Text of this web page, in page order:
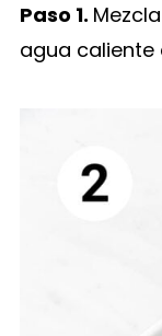
Paso 1.
agua caliente